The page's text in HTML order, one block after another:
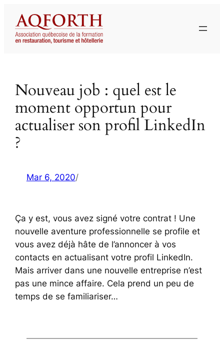
contenu
Nouveau job : quel est le
moment opportun pour
actualiser son profil LinkedIn
?
Mar 6, 2020/
Ça y est, vous avez signé votre contrat ! Une
nouvelle aventure professionnelle se profile et
vous avez déjà hâte de l’annoncer à vos
contacts en actualisant votre profil LinkedIn.
Mais arriver dans une nouvelle entreprise n’est
pas une mince affaire. Cela prend un peu de
temps de se familiariser…